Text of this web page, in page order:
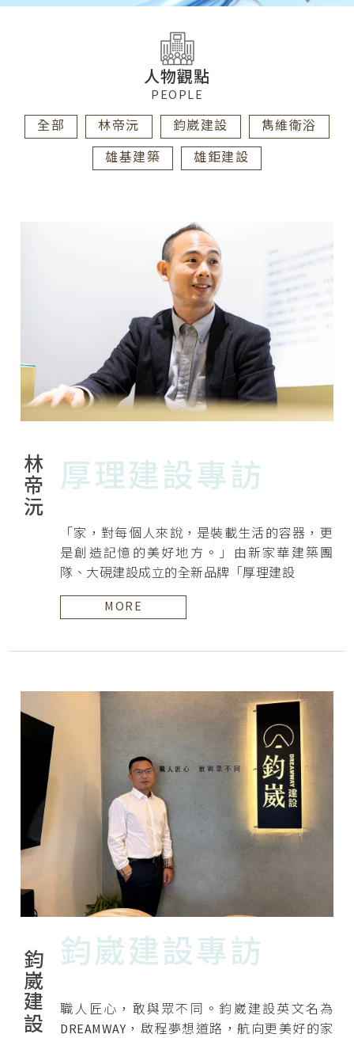
人物觀點
PEOPLE
全部
林帝沅 鈞崴建設
雋維衛浴
雄基建築
雄鉅建設
林帝沅 厚理建設專訪
「家，對每個人來說，是裝載生活的容器，更
是創造記憶的美好地方。」由新家華建築團
隊、大硯建設成立的全新品牌「厚理建設
MORE
鈞崴建設 鈞崴建設專訪
職人匠心，敢與眾不同。鈞崴建設英文名為
DREAMWAY，啟程夢想道路，航向更美好的家